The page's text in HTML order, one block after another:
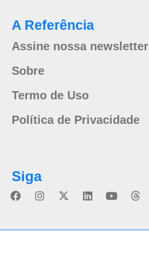
A Referência
Assine nossa newsletter
Sobre
Termo de Uso
Política de Privacidade
Siga